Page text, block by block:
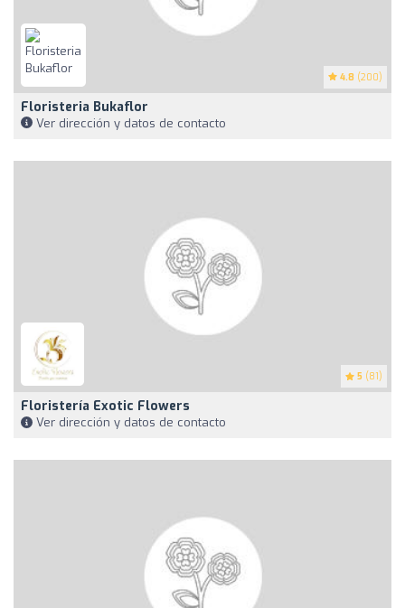
4.8 (200)
Floristeria Bukaflor
Ver dirección y datos de contacto
5 (81)
Floristería Exotic Flowers
Ver dirección y datos de contacto